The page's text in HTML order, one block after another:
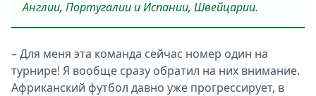
Англии, Португалии и Испании, Швейцарии.
– Для меня эта команда сейчас номер один на
турнире! Я вообще сразу обратил на них внимание.
Африканский футбол давно уже прогрессирует, в